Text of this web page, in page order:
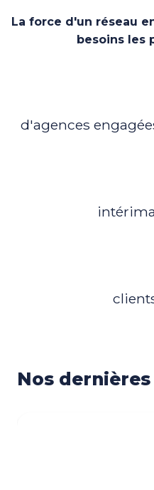
La force d'un réseau
besoins les
d'agences
Nos